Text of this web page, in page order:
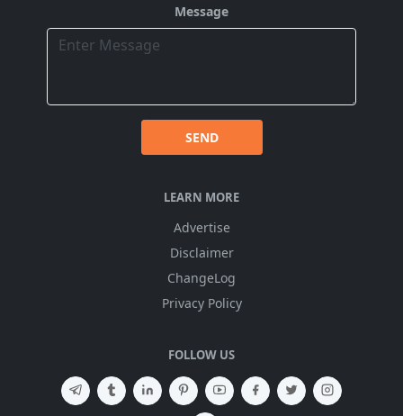
Message
SEND
LEARN MORE
Advertise
Disclaimer
ChangeLog
Privacy Policy
FOLLOW US